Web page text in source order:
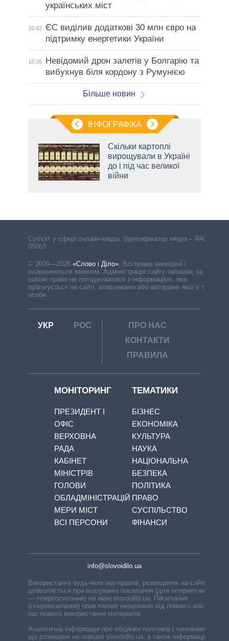
українських міст
16:42
ЄС виділив додаткові 30 млн євро на
підтримку енергетики України
16:36
Невідомий дрон залетів у Болгарію та
вибухнув біля кордону з Румунією
Більше новин
ІНФОГРАФІКА
Скільки картоплі
вирощували в Україні
до і під час великої
війни
Cуб'єкт у сфері онлайн-медіа. Ідентифікатор медіа – R40-
05063
© 2009—2026 «Слово і Діло». Всі права захищені і
охороняються законом. Адміністрація сайту залишає за
собою право не погоджуватися з інформацією, яка
публікується на сайті, власниками або авторами якої є треті
особи.
УКР РОС
ПРО НАС
КОНТАКТИ
ПРАВИЛА
МОНІТОРИНГ
ПРЕЗИДЕНТ І
ОФІС
ВЕРХОВНА
РАДА
КАБІНЕТ
МІНІСТРІВ
ГОЛОВИ
ОБЛАДМІНІСТРАЦІЙ
МЕРИ МІСТ
ВСІ ПЕРСОНИ
ТЕМАТИКИ
БІЗНЕС
ЕКОНОМІКА
КУЛЬТУРА
НАУКА
НАЦІОНАЛЬНА
БЕЗПЕКА
ПОЛІТИКА
ПРАВО
СУСПІЛЬСТВО
ФІНАНСИ
info@slovoidilo.ua
Використання будь-яких матеріалів, розміщених на сайті,
дозволяється при вказуванні посилання (для інтернет-видань
— гіперпосилання) на www.slovoidilo.ua. Посилання
(гіперпосилання) обов’язкове незалежно від повного або
часткового використання матеріалів.
Аналітична інформація про обіцянки політиків і чиновників,
що розміщені на порталі slovoidilo.ua, а також інформація про